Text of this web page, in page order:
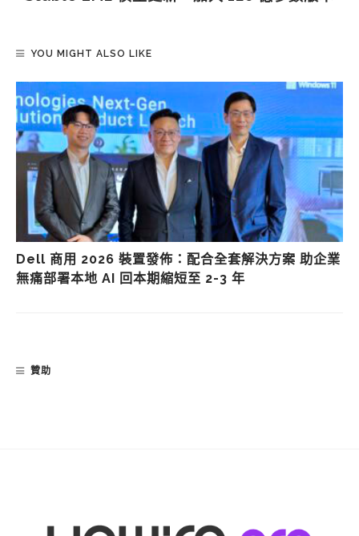
YOU MIGHT ALSO LIKE
Dell 商用 2026 裝置發佈：配合全套解決方案 助企業
無痛部署本地 AI 回本期縮短至 2-3 年
贊助